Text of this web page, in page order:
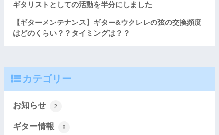
ギタリストとしての活動を半分にしました
【ギターメンテナンス】ギター&ウクレレの弦の交換頻度
はどのくらい？？タイミングは？？
カテゴリー
お知らせ 2
ギター情報 8